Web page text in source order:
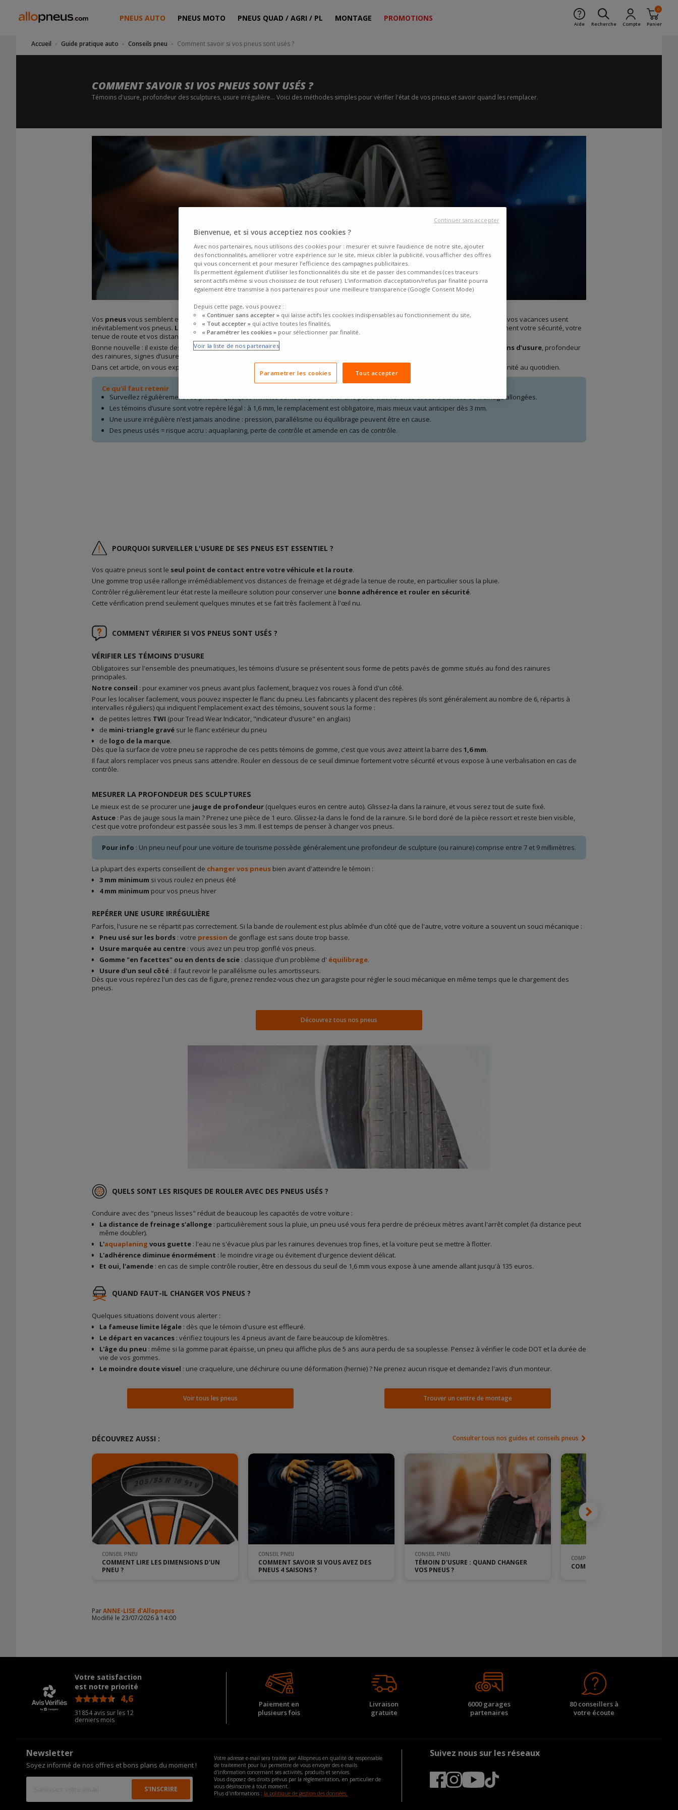
PNEUS AUTO PNEUS MOTO PNEUS QUAD / AGRI / PL MONTAGE PROMOTIONS
Aide Recherche Compte
0
Panier
Accueil Guide pratique auto Conseils pneu Comment savoir si vos pneus sont usés ?
COMMENT SAVOIR SI VOS PNEUS SONT USÉS ?
Témoins d'usure, profondeur des sculptures, usure irrégulière… Voici des méthodes simples pour vérifier l'état de vos pneus et savoir quand les remplacer.
Vos pneusvous semblent encore en bon état… mais en êtes-vous vraiment sûr ? Les trajets du quotidienet les longs voyages pour vos vacances usent
inévitablement vos pneus. L'usure est parfois difficile à repérer à l’œil nu. Pourtant, rouler avec des
impacte directement votre sécurité, votre
tenue de route et vos distances de
freinage.
Bonne nouvelle : il existe des méthodes simples et rapides pour vérifier l’état de
Témoins d’usure, profondeur
des rainures, signes d’usure irrégulière… en quelques minutes, vous pouvez faire un premier diagnostic fiable.
Dans cet article, on vous explique comment reconnaître des
, quand les remplacer, et surtout comment rouler en toute sérénité au quotidien.
Ce qu'il faut retenir
Surveillez régulièrement vos pneus : quelques minutes suffisent pour éviter une perte d’adhérence et des distances de freinage allongées.
Les témoins d’usure sont votre repère légal : à 1,6 mm, le remplacement est obligatoire, mais mieux vaut anticiper dès 3 mm.
Une usure irrégulière n’est jamais anodine : pression, parallélisme ou équilibrage peuvent être en cause.
Des pneus usés = risque accru : aquaplaning, perte de contrôle et amende en cas de contrôle.
POURQUOI SURVEILLER L'USURE DE SES PNEUS EST ESSENTIEL ?
Vos quatre pneus sont le seul point de contact entre votre véhicule et la route.
Une gomme trop usée rallonge irrémédiablement vos distances de freinage et dégrade la tenue de route, en particulier sous la pluie.
Contrôler régulièrement leur état reste la meilleure solution pour conserver une bonne adhérence et rouler en sécurité.
Cette vérification prend seulement quelques minutes et se fait très facilement à l'œil nu.
COMMENT VÉRIFIER SI VOS PNEUS SONT USÉS ?
VÉRIFIER LES TÉMOINS D'USURE
Obligatoires sur l'ensemble des pneumatiques, les témoins d'usure se présentent sous forme de petits pavés de gomme situés au fond des rainures
principales.
Notre conseil : pour examiner vos pneus avant plus facilement, braquez vos roues à fond d'un côté.
Pour les localiser facilement, vous pouvez inspecter le flanc du pneu. Les fabricants y placent des repères (ils sont généralement au nombre de 6, répartis à
intervalles réguliers) qui indiquent l'emplacement exact des témoins, souvent sous la forme :
de petites lettres TWI (pour Tread Wear Indicator, "indicateur d'usure" en anglais)
de mini-triangle gravé sur le flanc extérieur du pneu
de logo de la marque.
Dès que la surface de votre pneu se rapproche de ces petits témoins de gomme, c'est que vous avez atteint la barre des 1,6 mm.
Il faut alors remplacer vos pneus sans attendre. Rouler en dessous de ce seuil diminue fortement votre sécurité et vous expose à une verbalisation en cas de
contrôle.
MESURER LA PROFONDEUR DES SCULPTURES
Le mieux est de se procurer une jauge de profondeur (quelques euros en centre auto). Glissez-la dans la rainure, et vous serez tout de suite fixé.
Astuce : Pas de jauge sous la main ? Prenez une pièce de 1 euro. Glissez-la dans le fond de la rainure. Si le bord doré de la pièce ressort et reste bien visible,
c'est que votre profondeur est passée sous les 3 mm. Il est temps de penser à changer vos pneus.
Pour info : Un pneu neuf pour une voiture de tourisme possède généralement une profondeur de sculpture (ou rainure) comprise entre 7 et 9 millimètres.
La plupart des experts conseillent de changer vos pneus bien avant d'atteindre le témoin :
3 mm minimum si vous roulez en pneus été
4 mm minimum pour vos pneus hiver
REPÉRER UNE USURE IRRÉGULIÈRE
Parfois, l'usure ne se répartit pas correctement. Si la bande de roulement est plus abîmée d'un côté que de l'autre, votre voiture a souvent un souci mécanique :
Pneu usé sur les bords : votre pression de gonflage est sans doute trop basse.
Usure marquée au centre : vous avez un peu trop gonflé vos pneus.
Gomme "en facettes" ou en dents de scie : classique d'un problème d' équilibrage.
Usure d'un seul côté : il faut revoir le parallélisme ou les amortisseurs.
Dès que vous repérez l'un des cas de figure, prenez rendez-vous chez un garagiste pour régler le souci mécanique en même temps que le chargement des
pneus.
Découvrez tous nos pneus
QUELS SONT LES RISQUES DE ROULER AVEC DES PNEUS USÉS ?
Conduire avec des "pneus lisses" réduit de beaucoup les capacités de votre voiture :
La distance de freinage s'allonge : particulièrement sous la pluie, un pneu usé vous fera perdre de précieux mètres avant l'arrêt complet (la distance peut
même doubler).
L'aquaplaning vous guette : l'eau ne s'évacue plus par les rainures devenues trop fines, et la voiture peut se mettre à flotter.
L'adhérence diminue énormément : le moindre virage ou évitement d'urgence devient délicat.
Et oui, l'amende : en cas de simple contrôle routier, être en dessous du seuil de 1,6 mm vous expose à une amende allant jusqu'à 135 euros.
QUAND FAUT-IL CHANGER VOS PNEUS ?
Quelques situations doivent vous alerter :
La fameuse limite légale : dès que le témoin d'usure est effleuré.
Le départ en vacances : vérifiez toujours les 4 pneus avant de faire beaucoup de kilomètres.
L'âge du pneu : même si la gomme parait épaisse, un pneu qui affiche plus de 5 ans aura perdu de sa souplesse. Pensez à vérifier le code DOT et la durée de
vie de vos gommes.
Le moindre doute visuel : une craquelure, une déchirure ou une déformation (hernie) ? Ne prenez aucun risque et demandez l'avis d'un monteur.
Voir tous les pneus Trouver un centre de montage
DÉCOUVREZ AUSSI : Consulter tous nos guides et conseils pneus
CONSEIL PNEU
COMMENT LIRE LES DIMENSIONS D'UN
PNEU ?
CONSEIL PNEU
COMMENT SAVOIR SI VOUS AVEZ DES
PNEUS 4 SAISONS ?
CONSEIL PNEU
TÉMOIN D'USURE : QUAND CHANGER
VOS PNEUS ?
COMPARATIF
COMPARATIF PNEUS ÉTÉ 2026
ParANNE-LISE d'Allopneus
Modifié le 23/07/2026 à 14:00
Votre satisfaction
est notre priorité
4,6
31854 avis sur les 12
derniers mois
Paiement en
plusieurs fois
Livraison
gratuite
6000 garages
partenaires
80 conseillers à
votre écoute
Newsletter
Soyez informé de nos offres et bons plans du moment !
Votre adresse e-mail sera traitée par Allopneus en qualité de responsable
de traitement pour lui permettre de vous envoyer des e-mails
d'information concernant ses activités, produits et services.
Vous disposez des droits prévus par la règlementation, en particulier de
vous désinscrire à tout moment.
Plus d'informations : la politique de gestion des données.
Suivez nous sur les réseaux
Bienvenue, et si vous acceptiez nos cookies ?
Avec nos partenaires, nous utilisons des cookies pour : mesurer et suivre l’audience de notre site, ajouter
des fonctionnalités, améliorer votre expérience sur le site, mieux cibler la publicité, vous afficher des offres
qui vous concernent et pour mesurer l’efficience des campagnes publicitaires.
Ils permettent également d’utiliser les fonctionnalités du site et de passer des commandes (ces traceurs
seront actifs même si vous choisissez de tout refuser). L’information d’acceptation/refus par finalité pourra
également être transmise à nos partenaires pour une meilleure transparence (Google Consent Mode)
Depuis cette page, vous pouvez :
« Continuer sans accepter » qui laisse actifs les cookies indispensables au fonctionnement du site,
« Tout accepter » qui active toutes les finalités,
« Paramétrer les cookies » pour sélectionner par finalité.
Voir la liste de nos partenaires
Parametrer les cookies Tout accepter
Continuer sans accepter